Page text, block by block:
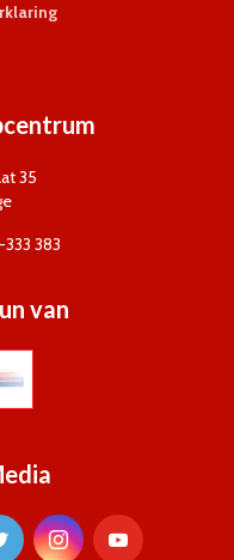
35
383
van